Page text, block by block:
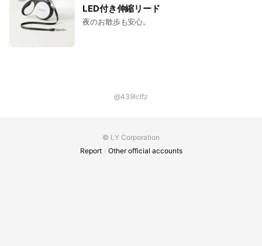
LED付き伸縮リード
夜のお散歩も安心。
@439lclfz
© LY Corporation
Report
Other official accounts